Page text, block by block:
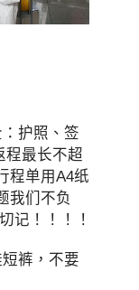
护照、签
程最长不超
程单用A4纸
我们不负
记！！！！
裤，不要